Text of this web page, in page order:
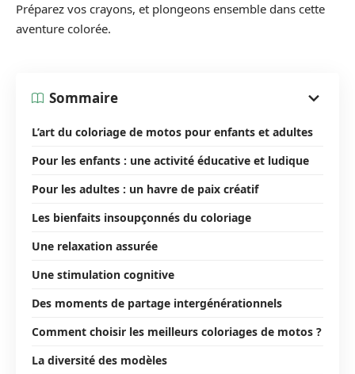
Préparez vos crayons, et plongeons ensemble dans cette
aventure colorée.
Sommaire
L’art du coloriage de motos pour enfants et adultes
Pour les enfants : une activité éducative et ludique
Pour les adultes : un havre de paix créatif
Les bienfaits insoupçonnés du coloriage
Une relaxation assurée
Une stimulation cognitive
Des moments de partage intergénérationnels
Comment choisir les meilleurs coloriages de motos ?
La diversité des modèles